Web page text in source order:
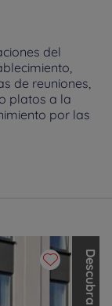
del
de reuniones,
platos a la
por las
D
e
s
c
u
b
r
a
l
a
s
o
t
r
a
s
m
a
r
c
a
s
d
e
L
o
u
v
r
e
H
o
t
e
l
s
G
r
o
u